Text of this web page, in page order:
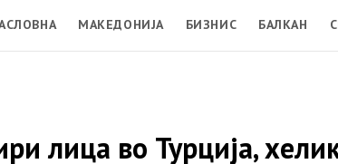
МАКЕДОНИЈА БИЗНИС БАЛКАН
лица во Турција,